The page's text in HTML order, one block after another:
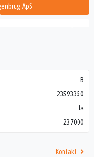
ApS
B
23593350
Ja
237000
Kontakt